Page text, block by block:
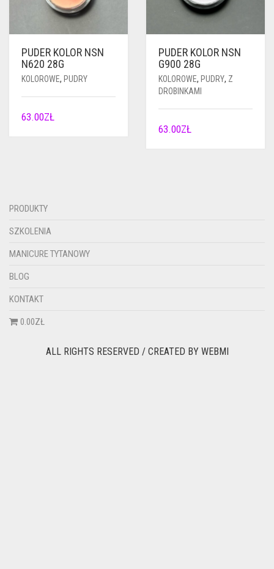
PUDER KOLOR NSN
N620 28G
KOLOROWE, PUDRY
63.00ZŁ
PUDER KOLOR NSN
G900 28G
KOLOROWE, PUDRY, Z
DROBINKAMI
63.00ZŁ
PRODUKTY
SZKOLENIA
MANICURE TYTANOWY
BLOG
KONTAKT
0.00ZŁ
ALL RIGHTS RESERVED / CREATED BY WEBMI